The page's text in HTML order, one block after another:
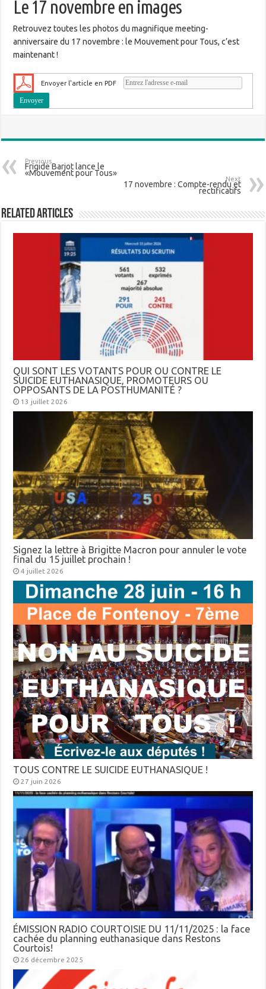
Le 17 novembre en images
Retrouvez toutes les photos du magnifique meeting-
anniversaire du 17 novembre : le Mouvement pour Tous, c’est
maintenant !
Envoyer l'article en PDF
Previous
Frigide Barjot lance le
«Mouvement pour Tous»
Next
17 novembre : Compte-rendu et
rectificatifs
Related Articles
QUI SONT LES VOTANTS POUR OU CONTRE LE
SUICIDE EUTHANASIQUE, PROMOTEURS OU
OPPOSANTS DE LA POSTHUMANITÉ ?
13 juillet 2026
Signez la lettre à Brigitte Macron pour annuler le vote
final du 15 juillet prochain !
4 juillet 2026
TOUS CONTRE LE SUICIDE EUTHANASIQUE !
27 juin 2026
ÉMISSION RADIO COURTOISIE DU 11/11/2025 : la face
cachée du planning euthanasique dans Restons
Courtois!
26 décembre 2025